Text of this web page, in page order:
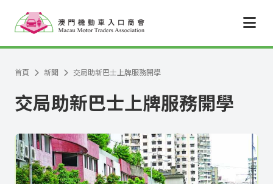
首頁 新聞 交局助新巴士上牌服務開學
交局助新巴士上牌服務開學